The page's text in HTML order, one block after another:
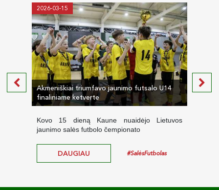
2026-03-15
Akmeniškiai triumfavo jaunimo futsalo U14
finaliniame ketverte
Kovo 15 dieną Kaune nuaidėjo Lietuvos
jaunimo salės futbolo čempionato
DAUGIAU #SalėsFutbolas